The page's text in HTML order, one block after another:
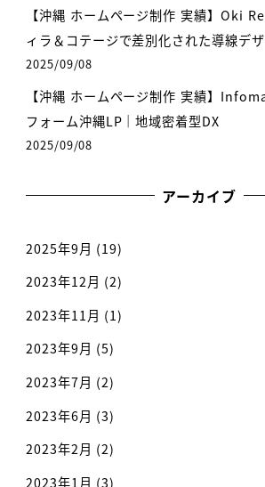
【沖縄 ホームページ制作 実績】Oki
ィラ＆コテージで差別化された導線デ
2025/09/08
【沖縄 ホームページ制作 実績】
フォーム沖縄LP｜地域密着型DX
2025/09/08
アーカイブ
2025年9月 (19)
2023年12月 (2)
2023年11月 (1)
2023年9月 (5)
2023年7月 (2)
2023年6月 (3)
2023年2月 (2)
2023年1月 (3)